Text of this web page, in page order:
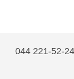
044 221-52-24